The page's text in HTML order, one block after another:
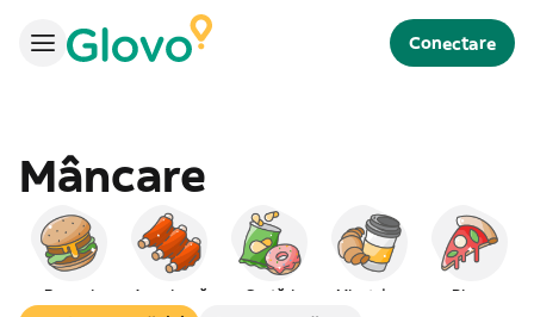
Conectare
Mâncare
Burgeri Americană Gustări Mic dejun Pizza